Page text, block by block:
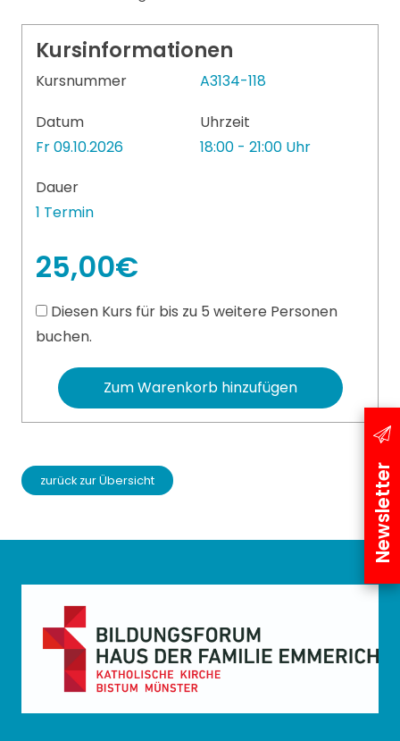
Newsletter
Kursinformationen
Kursnummer
A3134-118
Datum
Fr 09.10.2026
Uhrzeit
18:00 - 21:00 Uhr
Dauer
1 Termin
25,00€
Diesen Kurs für bis zu 5 weitere Personen
buchen.
Zum Warenkorb hinzufügen
zurück zur Übersicht